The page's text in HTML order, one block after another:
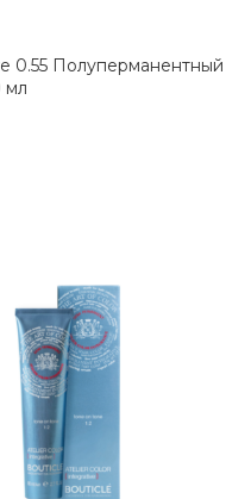
0.55 Полуперманентный
мл